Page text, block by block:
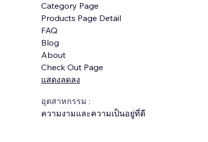
Category Page
Products Page Detail
FAQ
Blog
About
Check Out Page
แสดงลดลง
อุตสาหกรรม :
ความงามและความเป็นอยู่ที่ดี